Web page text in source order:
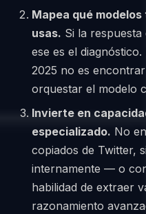
Mapea qué
usas. Si la respuesta
ese es el
2025 no es
orquestar el modelo
Invierte en
especializado. No
copiados de Twitter,
internamente — o
habilidad de extraer
razonamiento